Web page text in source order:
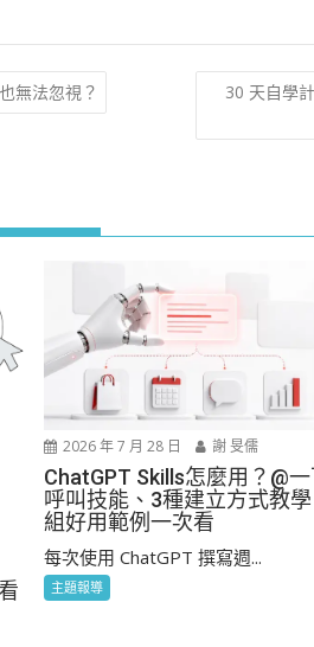
無法忽視？ 30 天自學
2026 年 7 月 28 日 謝 旻儒
ChatGPT Skills怎麼用？@
呼叫技能、3種建立方式教
組好用範例一次看
每次使用 ChatGPT 撰寫週...
主題報導